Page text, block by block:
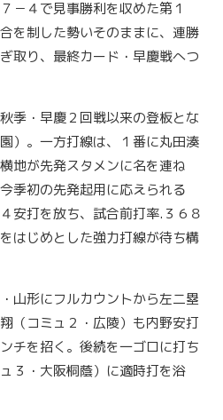
－４で見事勝利を収めた第１
を制した勢いそのままに、連勝
取り、最終カード・早慶戦へつ
季・早慶２回戦以来の登板とな
）。一方打線は、１番に丸田湊
地が先発スタメンに名を連ね
季初の先発起用に応えられる
安打を放ち、試合前打率.３６８
はじめとした強力打線が待ち構
山形にフルカウントから左二塁
（コミュ２・広陵）も内野安打
チを招く。後続を一ゴロに打ち
３・大阪桐蔭）に適時打を浴